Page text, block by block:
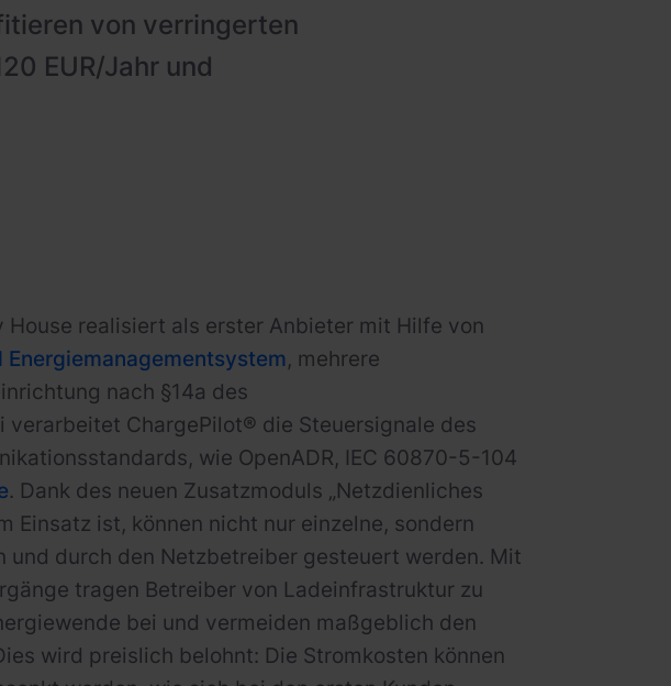
von verringerten
EUR/Jahr und
realisiert als erster Anbieter mit Hilfe von
, mehrere
nach §14a des
verarbeitet ChargePilot® die Steuersignale des
wie OpenADR, IEC 60870-5-104
. Dank des neuen Zusatzmoduls „Netzdienliches
Einsatz ist, können nicht nur einzelne, sondern
und durch den Netzbetreiber gesteuert werden. Mit
tragen Betreiber von Ladeinfrastruktur zu
bei und vermeiden maßgeblich den
wird preislich belohnt: Die Stromkosten können